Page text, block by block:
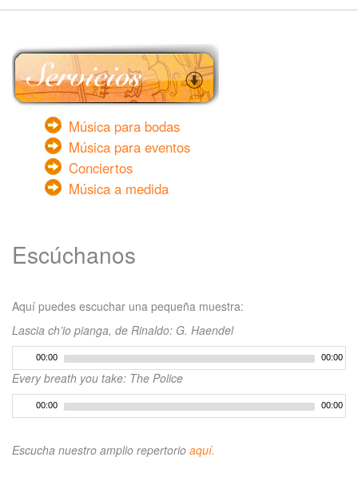
Música para bodas
Música para eventos
Conciertos
Música a medida
Escúchanos
Aquí puedes escuchar una pequeña muestra:
Lascia ch’io pianga, de Rinaldo: G. Haendel
00:00 00:00
Every breath you take: The Police
00:00 00:00
Escucha nuestro amplio repertorio aquí.